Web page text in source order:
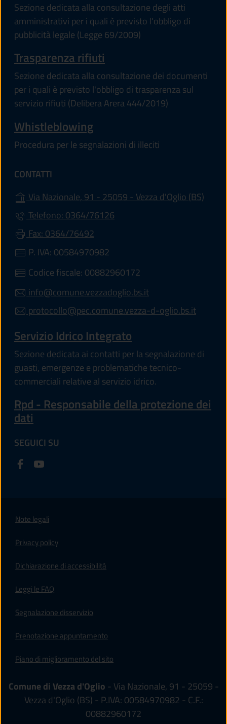
Sezione dedicata alla consultazione degli atti
amministrativi per i quali è previsto l'obbligo di
pubblicità legale (Legge 69/2009)
Trasparenza rifiuti
Sezione dedicata alla consultazione dei documenti
per i quali è previsto l'obbligo di trasparenza sul
servizio rifiuti (Delibera Arera 444/2019)
Whistleblowing
Procedura per le segnalazioni di illeciti
CONTATTI
Via Nazionale, 91 - 25059 - Vezza d'Oglio (BS)
Telefono: 0364/76126
Fax: 0364/76492
P. IVA: 00584970982
Codice fiscale: 00882960172
info@comune.vezzadoglio.bs.it
protocollo@pec.comune.vezza-d-oglio.bs.it
Servizio Idrico Integrato
Sezione dedicata ai contatti per la segnalazione di
guasti, emergenze e problematiche tecnico-
commerciali relative al servizio idrico.
Rpd - Responsabile della protezione dei
dati
SEGUICI SU
Note legali
Privacy policy
Dichiarazione di accessibilità
Leggi le FAQ
Segnalazione disservizio
Prenotazione appuntamento
Piano di miglioramento del sito
Comune di Vezza d'Oglio - Via Nazionale, 91 - 25059 -
Vezza d'Oglio (BS) - P.IVA: 00584970982 - C.F.:
00882960172